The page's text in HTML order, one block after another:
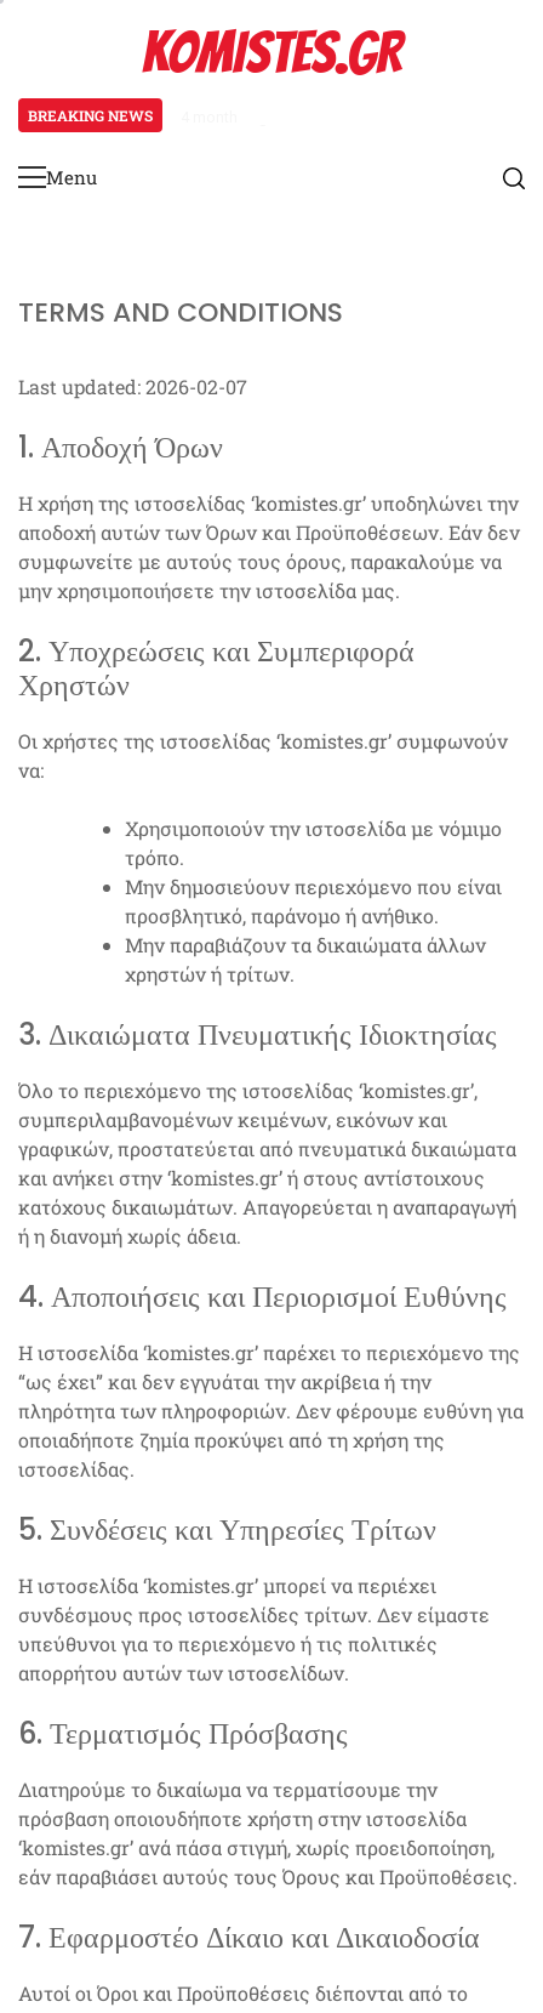
KOMISTES.GR
BREAKING NEWS
Primary
Menu
TERMS AND CONDITIONS
Last updated: 2026-02-07
1. Αποδοχή Όρων
Η χρήση της ιστοσελίδας ‘komistes.gr’ υποδηλώνει την
αποδοχή αυτών των Όρων και Προϋποθέσεων. Εάν δεν
συμφωνείτε με αυτούς τους όρους, παρακαλούμε να
μην χρησιμοποιήσετε την ιστοσελίδα μας.
2. Υποχρεώσεις και Συμπεριφορά
Χρηστών
Οι χρήστες της ιστοσελίδας ‘komistes.gr’ συμφωνούν
να:
Χρησιμοποιούν την ιστοσελίδα με νόμιμο
τρόπο.
Μην δημοσιεύουν περιεχόμενο που είναι
προσβλητικό, παράνομο ή ανήθικο.
Μην παραβιάζουν τα δικαιώματα άλλων
χρηστών ή τρίτων.
3. Δικαιώματα Πνευματικής Ιδιοκτησίας
Όλο το περιεχόμενο της ιστοσελίδας ‘komistes.gr’,
συμπεριλαμβανομένων κειμένων, εικόνων και
γραφικών, προστατεύεται από πνευματικά δικαιώματα
και ανήκει στην ‘komistes.gr’ ή στους αντίστοιχους
κατόχους δικαιωμάτων. Απαγορεύεται η αναπαραγωγή
ή η διανομή χωρίς άδεια.
4. Αποποιήσεις και Περιορισμοί Ευθύνης
Η ιστοσελίδα ‘komistes.gr’ παρέχει το περιεχόμενο της
“ως έχει” και δεν εγγυάται την ακρίβεια ή την
πληρότητα των πληροφοριών. Δεν φέρουμε ευθύνη για
οποιαδήποτε ζημία προκύψει από τη χρήση της
ιστοσελίδας.
5. Συνδέσεις και Υπηρεσίες Τρίτων
Η ιστοσελίδα ‘komistes.gr’ μπορεί να περιέχει
συνδέσμους προς ιστοσελίδες τρίτων. Δεν είμαστε
υπεύθυνοι για το περιεχόμενο ή τις πολιτικές
απορρήτου αυτών των ιστοσελίδων.
6. Τερματισμός Πρόσβασης
Διατηρούμε το δικαίωμα να τερματίσουμε την
πρόσβαση οποιουδήποτε χρήστη στην ιστοσελίδα
‘komistes.gr’ ανά πάσα στιγμή, χωρίς προειδοποίηση,
εάν παραβιάσει αυτούς τους Όρους και Προϋποθέσεις.
7. Εφαρμοστέο Δίκαιο και Δικαιοδοσία
Αυτοί οι Όροι και Προϋποθέσεις διέπονται από το